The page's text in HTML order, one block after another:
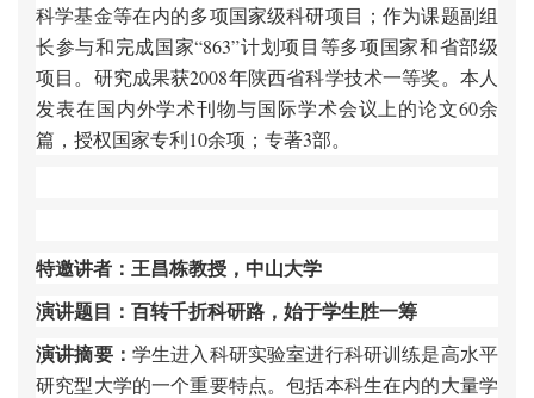
科学基金等在内的多项国家级科研项目；作为课题副组
长参与和完成国家“863”计划项目等多项国家和省部级
项目。研究成果获2008年陕西省科学技术一等奖。本人
发表在国内外学术刊物与国际学术会议上的论文60余
篇，授权国家专利10余项；专著3部。
特邀讲者：王昌栋教授，中山大学
演讲题目：百转千折科研路，始于学生胜一筹
演讲摘要： 学生进入科研实验室进行科研训练是高水平
研究型大学的一个重要特点。包括本科生在内的大量学